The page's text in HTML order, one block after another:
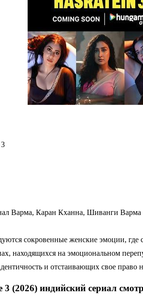
Варма, Каран Кханна, Шиванги Варма
сокровенные женские эмоции, где
находящихся на эмоциональном
и отстаивающих свое право
(2026) индийский сериал